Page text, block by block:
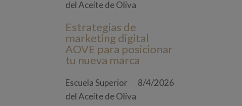
del Aceite de Oliva
Estrategias de
marketing digital
AOVE para posicionar
tu nueva marca
Escuela Superior
del Aceite de Oliva
8/4/2026